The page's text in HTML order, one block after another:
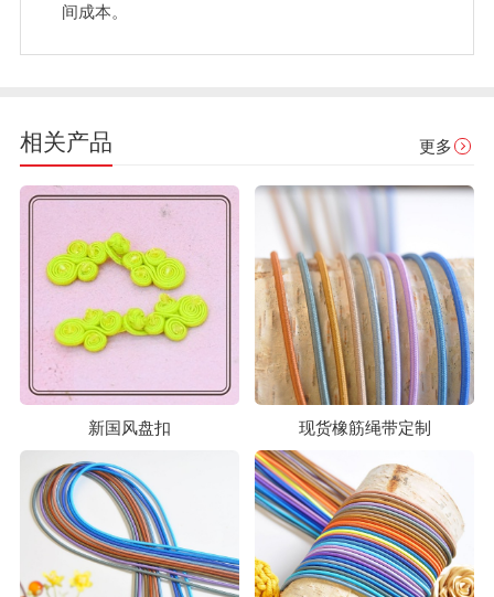
间成本。
相关产品 更多
新国风盘扣 现货橡筋绳带定制